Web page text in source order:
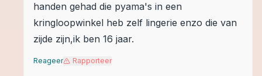
handen gehad die pyama's in een
kringloopwinkel heb zelf lingerie enzo die van
zijde zijn,ik ben 16 jaar.
Reageer Rapporteer